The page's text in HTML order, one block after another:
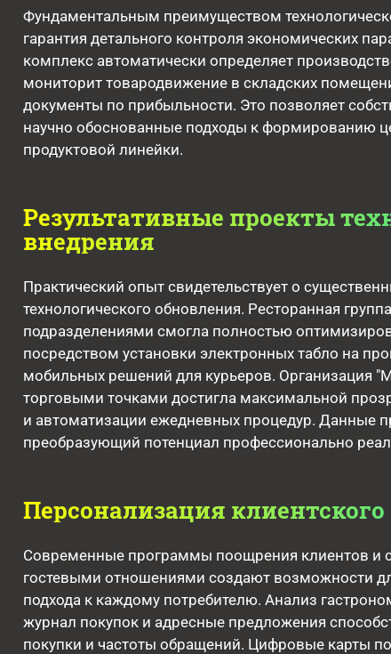
Фундаментальным преимуществом
гарантия детального контроля экономических
комплекс автоматически определяет
мониторит товародвижение в складских
документы по прибыльности. Это позволяет
научно обоснованные подходы к формированию
продуктовой линейки.
Результативные проекты
внедрения
Практический опыт свидетельствует о
технологического обновления. Ресторанная
подразделениями смогла полностью
посредством установки электронных табло на
мобильных решений для курьеров. Организация
торговыми точками достигла максимальной
и автоматизации ежедневных процедур. Данные
преобразующий потенциал профессионально
Персонализация
Современные программы поощрения клиентов и
гостевыми отношениями создают возможности
подхода к каждому потребителю. Анализ
журнал покупок и адресные предложения
покупки и частоты обращений. Цифровые карты